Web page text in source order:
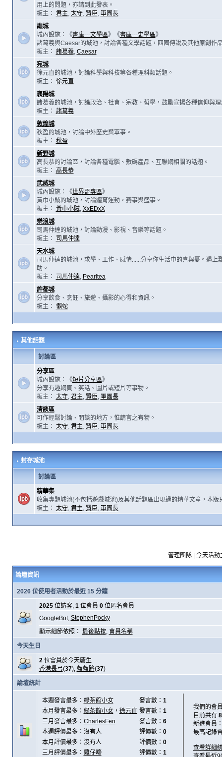
用上的問題，亦請到此發表。
板主： 君主, 太守, 賢臣, 軍團長
譙城
城內設施：《書庫---文學區》《書庫---史學區》
諸葛羲與Caesar的城池，討論各種文學話題，四國傳說及其他原創作
板主： 諸葛羲, Caesar
宛城
徐元直的城池，討論科學與科技等各種理科類話題。
板主： 徐元直
襄陽城
諸葛羲的城池，討論政治、社會、宗教、哲學，鼓勵宣揚各種信仰與理
板主： 諸葛羲
敦煌城
秋盈的城池，討論中外歷史與軍事。
板主： 秋盈
新野城
高長恭的討論區，討論各種電腦、數碼產品、互聯網相關的話題。
板主：
高長恭
武威城
城內設施：《世界盃專區》
黃巾小賊的城池，討論體育運動，賽事與盛事。
板主： 黃巾小賊, XxEDxX
樂浪城
司馬仲達的城池，討論動漫、影視、音樂等話題。
板主：
司馬仲達
天水城
司馬仲達的城池，求學、工作、感情......分享你生活中的喜與憂。遇上
助。
板主：
司馬仲達, Pearltea
許都城
分享飲食、烹飪、旅遊、攝影的心得和資訊。
板主： 懶蛇
其他話題
討論區
分享區
城內設施：《短片分享區》
分享有趣網頁、笑話、圖片或短片等事物。
板主： 太守, 君主, 賢臣, 軍團長
清談區
可作輕鬆討論、閒談的地方，惟請言之有物。
板主： 太守, 君主, 賢臣, 軍團長
封存城池
討論區
精華集
收集專題城池(不包括遊戲城池)及其他話題區出現過的精華文章，本版
板主： 太守, 君主, 賢臣, 軍團長
管理團隊| 今天活動
論壇資訊
2026 位使用者活動於最近 15 分鐘
2025位訪客, 1位會員 0位匿名會員
GoogleBot, StephenPocky
顯示細節依照： 最後點按, 會員名稱
今天生日
2位會員於今天慶生
香港長弓(37), 藍藍路(37)
論壇統計
本週發言最多： 綠茶館小女 發言數： 1
本月發言最多： 綠茶館小女， 徐元直 發言數： 1
三月發言最多： CharlesFen 發言數： 6
本週評價最多：沒有人
評價數： 0
本月評價最多：沒有人
評價數： 0
三月評價最多： 雞仔嘜 評價數： 1
我們的會
目前共有
新進會員
最高記錄
查看詳細